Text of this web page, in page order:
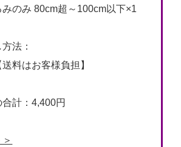
のみ 80cm超～100cm以下×1
法：
料はお客様負担】
計：4,400円